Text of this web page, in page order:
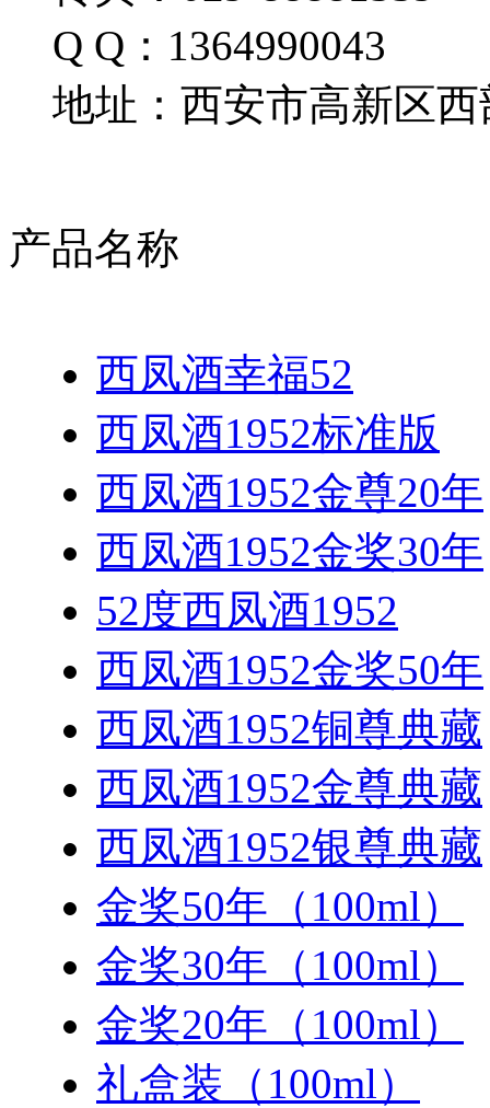
Q Q：1364990043
地址：西安市高新区西
产品名称
西凤酒幸福52
西凤酒1952标准版
西凤酒1952金尊20年
西凤酒1952金奖30年
52度西凤酒1952
西凤酒1952金奖50年
西凤酒1952铜尊典藏
西凤酒1952金尊典藏
西凤酒1952银尊典藏
金奖50年（100ml）
金奖30年（100ml）
金奖20年（100ml）
礼盒装（100ml）